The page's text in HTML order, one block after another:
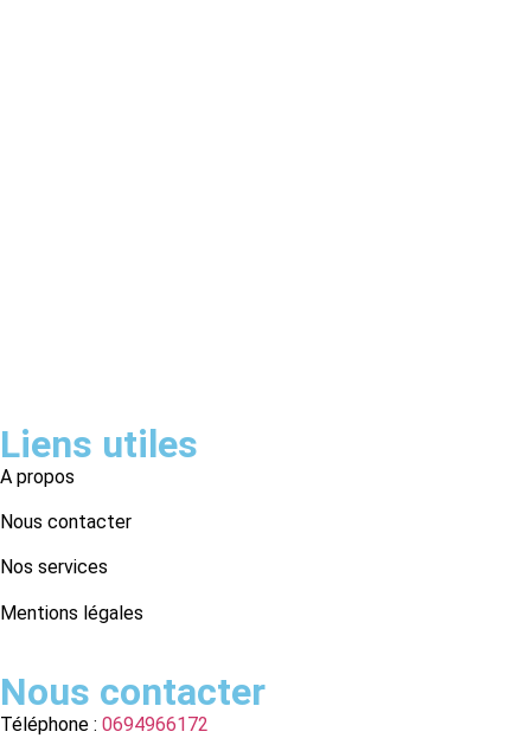
Liens utiles
A propos
Nous contacter
Nos services
Mentions légales
Nous contacter
Téléphone : 0694966172